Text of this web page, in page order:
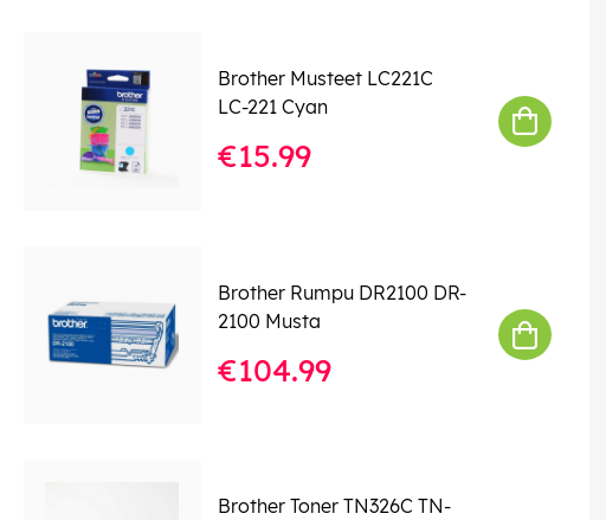
Brother Musteet LC221C
LC-221 Cyan
€15.99
Brother Rumpu DR2100 DR-
2100 Musta
€104.99
Brother Toner TN326C TN-